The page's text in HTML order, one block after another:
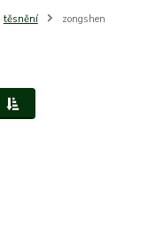
těsnění zongshen